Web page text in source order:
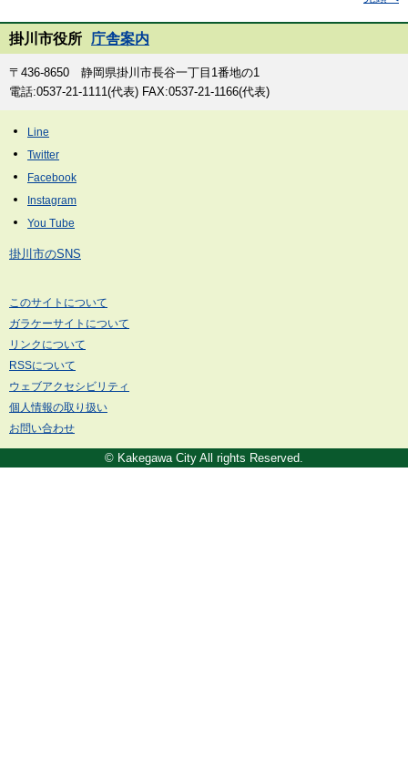
掛川市役所 庁舎案内
〒436-8650 静岡県掛川市長谷一丁目1番地の1
電話:0537-21-1111(代表) FAX:0537-21-1166(代表)
掛川市のSNS
このサイトについて
ガラケーサイトについて
リンクについて
RSSについて
ウェブアクセシビリティ
個人情報の取り扱い
お問い合わせ
© Kakegawa City All rights Reserved.